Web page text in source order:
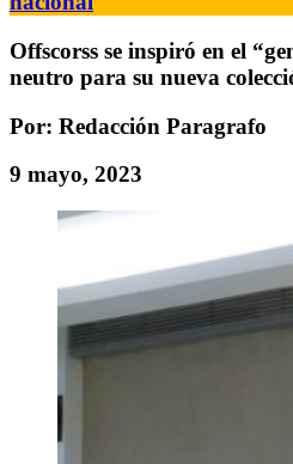
Offscorss se inspiró en el
neutro para su nueva
Por: Redacción Paragrafo
9 mayo, 2023